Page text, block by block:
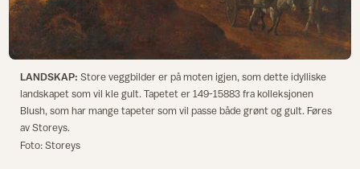
LANDSKAP: Store veggbilder er på moten igjen, som dette idylliske
landskapet som vil kle gult. Tapetet er 149-15883 fra kolleksjonen
Blush, som har mange tapeter som vil passe både grønt og gult. Føres
av Storeys.
Foto: Storeys